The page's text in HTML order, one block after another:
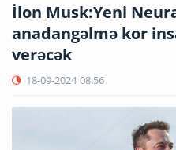
İlon Musk:Yeni
anadangəlmə kor
verəcək
18-09-2024 08:56